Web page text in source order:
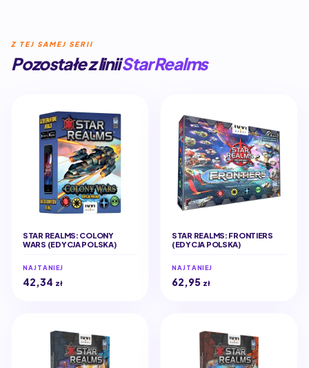
Z TEJ SAMEJ SERII
Pozostałe z liniiStar Realms
STAR REALMS: COLONY
WARS (EDYCJA POLSKA)
NAJTANIEJ
42,34 zł
STAR REALMS: FRONTIERS
(EDYCJA POLSKA)
NAJTANIEJ
62,95 zł